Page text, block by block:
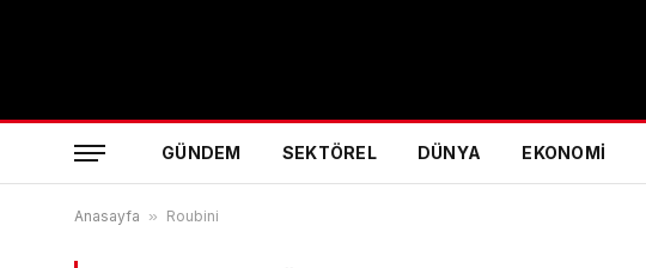
GÜNDEM SEKTÖREL DÜNYA EKONOMI
Anasayfa » Roubini